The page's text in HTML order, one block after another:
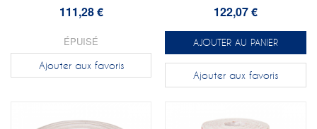
111,28 €
ÉPUISÉ
Ajouter aux favoris
122,07 €
AJOUTER AU PANIER
Ajouter aux favoris